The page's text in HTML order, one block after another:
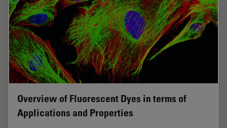
Overview of Fluorescent Dyes in terms of
Applications and Properties